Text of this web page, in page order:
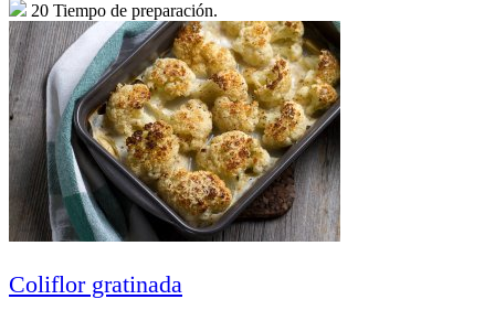
20 Tiempo de preparación.
Coliflor gratinada